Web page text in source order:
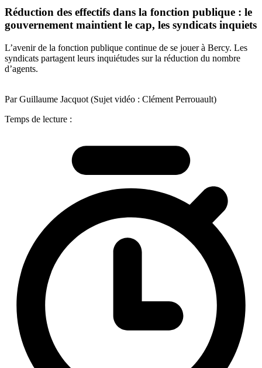
Réduction des effectifs dans la fonction publique : le
gouvernement maintient le cap, les syndicats inquiets
L’avenir de la fonction publique continue de se jouer à Bercy. Les
syndicats partagent leurs inquiétudes sur la réduction du nombre
d’agents.
Par Guillaume Jacquot (Sujet vidéo : Clément Perrouault)
Temps de lecture :